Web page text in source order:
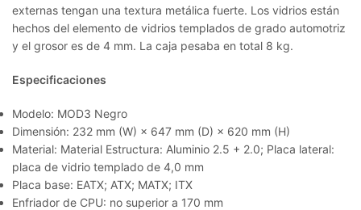
externas tengan una textura metálica fuerte. Los vidrios están
hechos del elemento de vidrios templados de grado automotriz
y el grosor es de 4 mm. La caja pesaba en total 8 kg.
Especificaciones
Modelo: MOD3 Negro
Dimensión: 232 mm (W) × 647 mm (D) × 620 mm (H)
Material: Material Estructura: Aluminio 2.5 + 2.0; Placa lateral:
placa de vidrio templado de 4,0 mm
Placa base: EATX; ATX; MATX; ITX
Enfriador de CPU: no superior a 170 mm